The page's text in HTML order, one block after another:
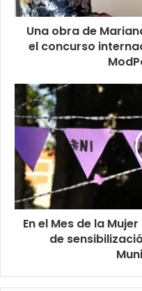
Una obra de
el concurso
En el Mes de la
de